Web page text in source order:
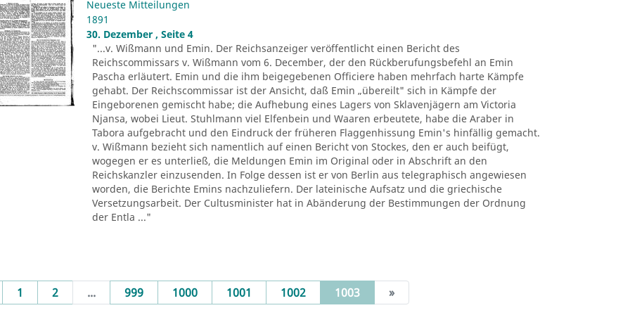
Neueste Mitteilungen
1891
30. Dezember , Seite 4
"...v. Wißmann und Emin. Der Reichsanzeiger veröffentlicht einen Bericht des
Reichscommissars v. Wißmann vom 6. December, der den Rückberufungsbefehl an Emin
Pascha erläutert. Emin und die ihm beigegebenen Officiere haben mehrfach harte Kämpfe
gehabt. Der Reichscommissar ist der Ansicht, daß Emin „übereilt" sich in Kämpfe der
Eingeborenen gemischt habe; die Aufhebung eines Lagers von Sklavenjägern am Victoria
Njansa, wobei Lieut. Stuhlmann viel Elfenbein und Waaren erbeutete, habe die Araber in
Tabora aufgebracht und den Eindruck der früheren Flaggenhissung Emin's hinfällig gemacht.
v. Wißmann bezieht sich namentlich auf einen Bericht von Stockes, den er auch beifügt,
wogegen er es unterließ, die Meldungen Emin im Original oder in Abschrift an den
Reichskanzler einzusenden. In Folge dessen ist er von Berlin aus telegraphisch angewiesen
worden, die Berichte Emins nachzuliefern. Der lateinische Aufsatz und die griechische
Versetzungsarbeit. Der Cultusminister hat in Abänderung der Bestimmungen der Ordnung
der Entla ..."
1 2 ... 999 1000 1001 1002 1003(current)
»